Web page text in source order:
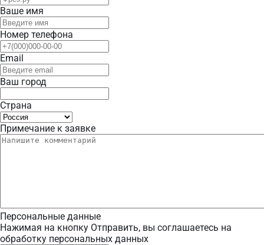
Ваше имя
Номер телефона
Email
Ваш город
Страна
Примечание к заявке
Персональные данные
Нажимая на кнопку Отправить, вы соглашаетесь на
обработку персональных данных